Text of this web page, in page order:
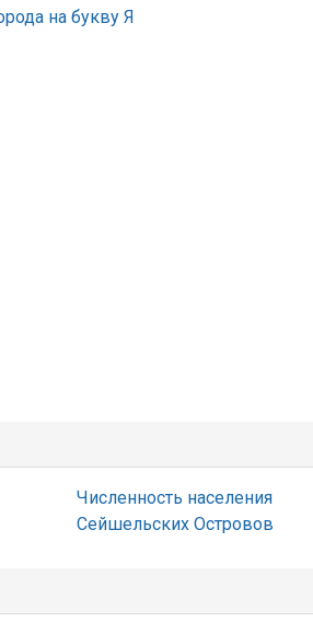
на букву Я
Численность населения
Сейшельских Островов